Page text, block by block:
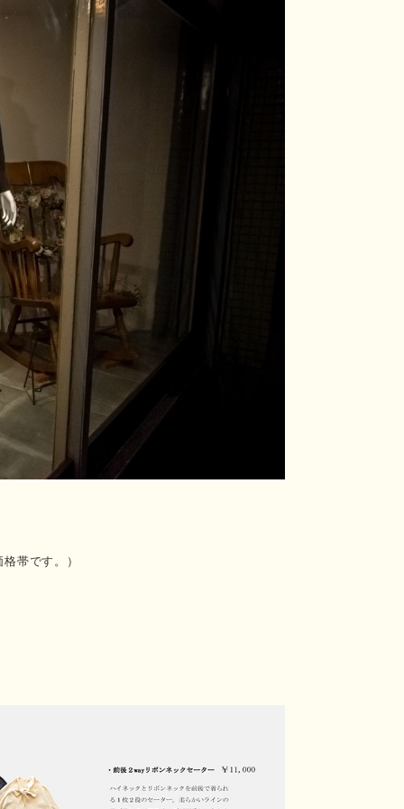
帯です。）